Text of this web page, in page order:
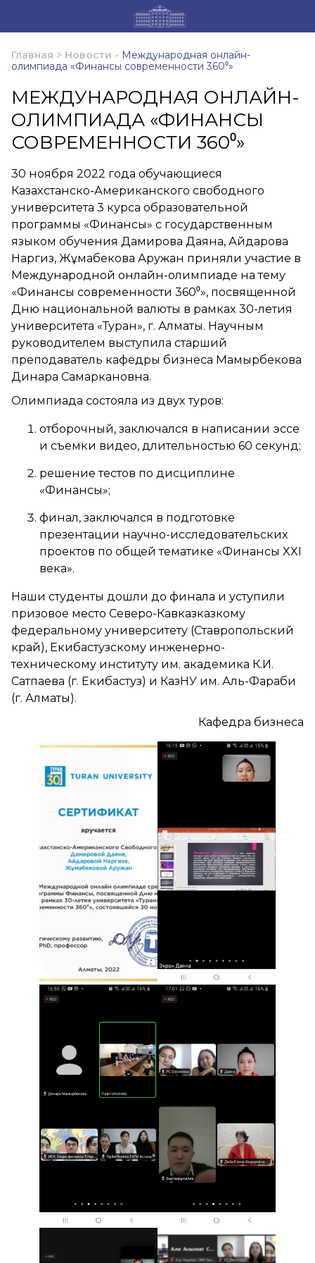
Главная > Новости - Международная онлайн-
олимпиада «Финансы современности 360⁰»
МЕЖДУНАРОДНАЯ ОНЛАЙН-
ОЛИМПИАДА «ФИНАНСЫ
СОВРЕМЕННОСТИ 360⁰»
30 ноября 2022 года обучающиеся
Казахстанско-Американского свободного
университета 3 курса образовательной
программы «Финансы» с государственным
языком обучения Дамирова Даяна, Айдарова
Наргиз, Жұмабекова Аружан приняли участие в
Международной онлайн-олимпиаде на тему
«Финансы современности 360⁰», посвященной
Дню национальной валюты в рамках 30-летия
университета «Туран», г. Алматы. Научным
руководителем выступила старший
преподаватель кафедры бизнеса Мамырбекова
Динара Самаркановна.
Олимпиада состояла из двух туров:
отборочный, заключался в написании эссе
и съемки видео, длительностью 60 секунд;
решение тестов по дисциплине
«Финансы»;
финал, заключался в подготовке
презентации научно-исследовательских
проектов по общей тематике «Финансы XXI
века».
Наши студенты дошли до финала и уступили
призовое место Северо-Кавказказкому
федеральному университету (Ставропольский
край), Екибастузскому инженерно-
техническому институту им. академика К.И.
Сатпаева (г. Екибастуз) и КазНУ им. Аль-Фараби
(г. Алматы).
Кафедра бизнеса